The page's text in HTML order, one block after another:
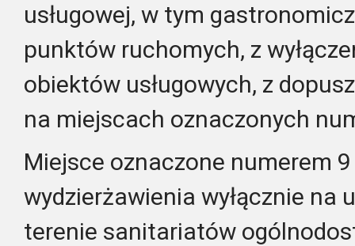
usługowej, w tym
punktów ruchomych, z
obiektów usługowych, z
na miejscach oznaczonych
Miejsce oznaczone numerem
wydzierżawienia wyłącznie na
terenie sanitariatów